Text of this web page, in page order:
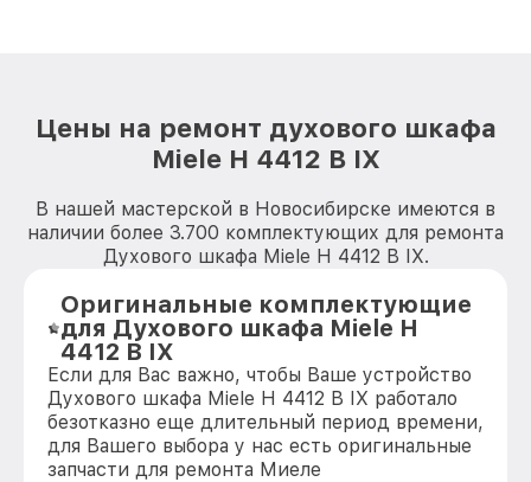
Цены на ремонт духового шкафа
Miele H 4412 B IX
В нашей мастерской в Новосибирске имеются в
наличии более 3.700 комплектующих для ремонта
Духового шкафа Miele H 4412 B IX.
Оригинальные комплектующие
для Духового шкафа Miele H
4412 B IX
Если для Вас важно, чтобы Ваше устройство
Духового шкафа Miele H 4412 B IX работало
безотказно еще длительный период времени,
для Вашего выбора у нас есть оригинальные
запчасти для ремонта Миеле